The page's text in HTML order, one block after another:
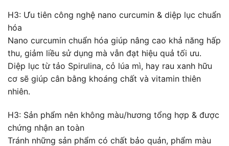
H3: Ưu tiên công nghệ nano curcumin & diệp lục chuẩn
hóa
Nano curcumin chuẩn hóa giúp nâng cao khả năng hấp
thu, giảm liều sử dụng mà vẫn đạt hiệu quả tối ưu.
Diệp lục từ tảo Spirulina, cỏ lúa mì, hay rau xanh hữu
cơ sẽ giúp cân bằng khoáng chất và vitamin thiên
nhiên.
H3: Sản phẩm nên không màu/hương tổng hợp & được
chứng nhận an toàn
Tránh những sản phẩm có chất bảo quản, phẩm màu